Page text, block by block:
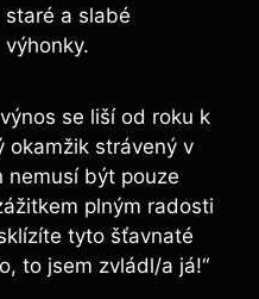
staré a slabé
výhonky.
se liší od roku ⁤k
okamžik strávený v
nemusí být pouze
plným radosti
tyto šťavnaté
to jsem zvládl/a já!“